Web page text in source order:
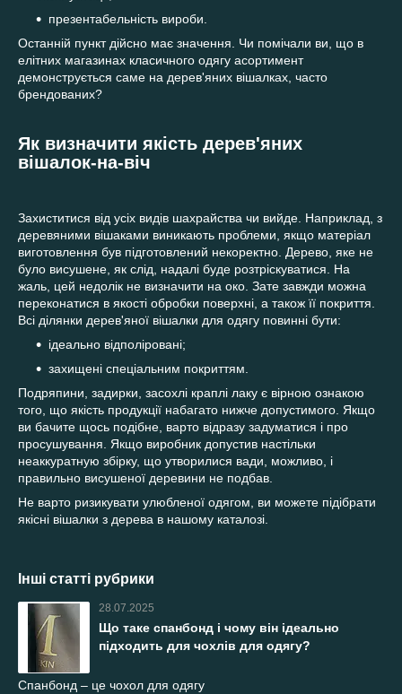
презентабельність вироби.
Останній пункт дійсно має значення. Чи помічали ви, що в
елітних магазинах класичного одягу асортимент
демонструється саме на дерев'яних вішалках, часто
брендованих?
Як визначити якість дерев'яних
вішалок-на-віч
Захиститися від усіх видів шахрайства чи вийде. Наприклад, з
деревяними вішаками виникають проблеми, якщо матеріал
виготовлення був підготовлений некоректно. Дерево, яке не
було висушене, як слід, надалі буде розтріскуватися. На
жаль, цей недолік не визначити на око. Зате завжди можна
переконатися в якості обробки поверхні, а також її покриття.
Всі ділянки дерев'яної вішалки для одягу повинні бути:
ідеально відполіровані;
захищені спеціальним покриттям.
Подряпини, задирки, засохлі краплі лаку є вірною ознакою
того, що якість продукції набагато нижче допустимого. Якщо
ви бачите щось подібне, варто відразу задуматися і про
просушування. Якщо виробник допустив настільки
неаккуратную збірку, що утворилися вади, можливо, і
правильно висушеної деревини не подбав.
Не варто ризикувати улюбленої одягом, ви можете підібрати
якісні вішалки з дерева в нашому каталозі.
Інші статті рубрики
28.07.2025
Що таке спанбонд і чому він ідеально
підходить для чохлів для одягу?
Спанбонд – це чохол для одягу